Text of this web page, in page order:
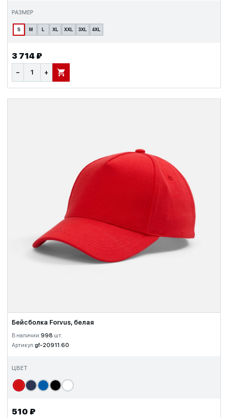
РАЗМЕР
S M XL XXL 3XL 4XL
3 714 ₽
− + В КОРЗИНУ
Бейсболка Forvus, белая
В наличии:998 шт.
Артикул:gf-20911.60
ЦВЕТ
510 ₽